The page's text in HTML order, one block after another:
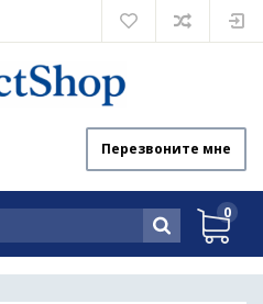
Перезвоните мне
0